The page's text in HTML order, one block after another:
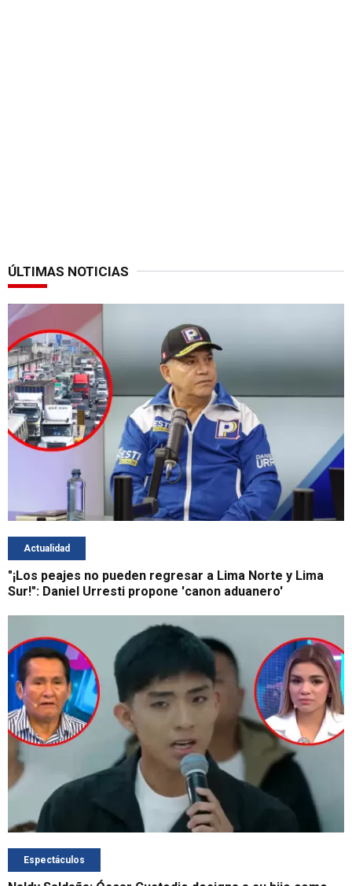
ÚLTIMAS NOTICIAS
Actualidad
"¡Los peajes no pueden regresar a Lima Norte y Lima
Sur!": Daniel Urresti propone 'canon aduanero'
Espectáculos